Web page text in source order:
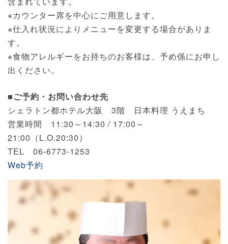
※カウンター席を中心にご用意します。
※仕入れ状況によりメニューを変更する場合がありま
す。
※食物アレルギーをお持ちのお客様は、予め係にお申し
出ください。
■ご予約・お問い合わせ先
シェラトン都ホテル大阪 3階 日本料理 うえまち
営業時間 11:30～14:30 / 17:00～
21:00（L.O.20:30）
TEL 06-6773-1253
Web予約